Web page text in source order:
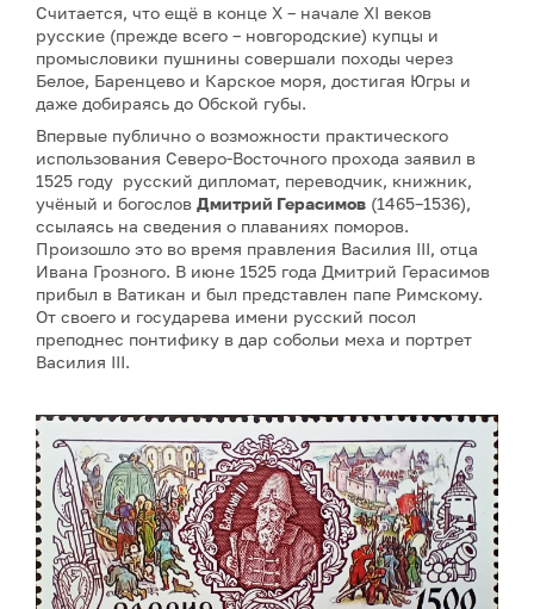
Считается, что ещё в конце X – начале XI веков
русские (прежде всего – новгородские) купцы и
промысловики пушнины совершали походы через
Белое, Баренцево и Карское моря, достигая Югры и
даже добираясь до Обской губы.
Впервые публично о возможности практического
использования Северо-Восточного прохода заявил в
1525 году русский дипломат, переводчик, книжник,
учёный и богослов Дмитрий Герасимов (1465–1536),
ссылаясь на сведения о плаваниях поморов.
Произошло это во время правления Василия III, отца
Ивана Грозного. В июне 1525 года Дмитрий Герасимов
прибыл в Ватикан и был представлен папе Римскому.
От своего и государева имени русский посол
преподнес понтифику в дар собольи меха и портрет
Василия III.